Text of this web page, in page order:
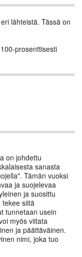
lähteistä. Tässä on
prosenttisesti
on johdettu
sanasta
Tämän vuoksi
ja suojelevaa
ja suosittu
tekee siitä
tunnetaan usein
myös viitata
ja päättäväinen.
nimi, joka tuo